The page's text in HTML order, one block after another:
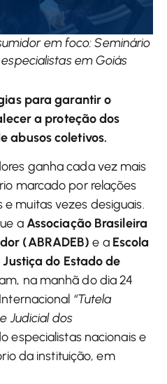
em foco: Seminário
em Goiás
para garantir o
a proteção dos
abusos coletivos.
ganha cada vez mais
marcado por relações
muitas vezes desiguais.
aAssociação Brasileira
(ABRADEB) e a Escola
do Estado de
na manhã do dia 24
“Tutela
Judicial dos
especialistas nacionais e
da instituição, em